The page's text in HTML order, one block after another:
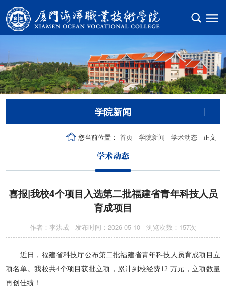
学院新闻
学术动态
您当前位置： 首页- 学院新闻 - 学术动态- 正文
喜报|我校4个项目入选第二批福建省青年科技人员
育成项目
作者：李洪成 发布时间：2026-05-10 浏览次数： 157次
近日，福建省科技厅公布第二批福建省青年科技人员育成项目立
项名单。我校共4个项目获批立项，累计到校经费12 万元，立项数量
再创佳绩！